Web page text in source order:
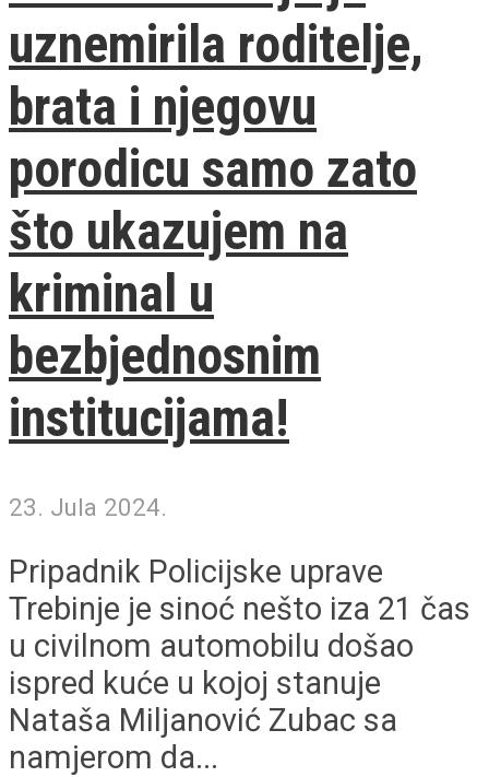
uznemirila roditelje,
brata i njegovu
porodicu samo zato
što ukazujem na
kriminal u
bezbjednosnim
institucijama!
23. Jula 2024.
Pripadnik Policijske uprave
Trebinje je sinoć nešto iza 21 čas
u civilnom automobilu došao
ispred kuće u kojoj stanuje
Nataša Miljanović Zubac sa
namjerom da...